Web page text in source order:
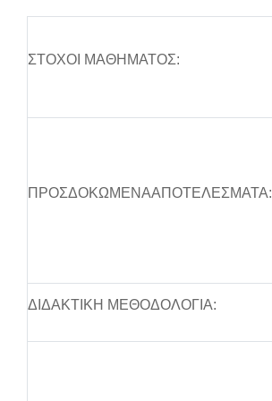
ΣΤΟΧΟΙ ΜΑΘΗΜΑΤΟΣ:
ΠΡΟΣΔΟΚΩΜΕΝΑΑΠΟΤΕΛΕΣΜΑΤΑ:
ΔΙΔΑΚΤΙΚΗ ΜΕΘΟΔΟΛΟΓΙΑ: